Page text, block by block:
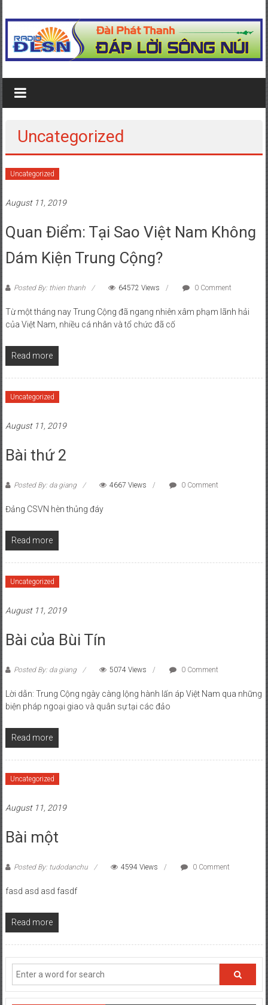
radio dap loi song nui
Just another WordPress site
Uncategorized
Uncategorized
August 11, 2019
Quan Điểm: Tại Sao Việt Nam Không
Dám Kiện Trung Cộng?
Posted By: thien thanh 64572 Views 0 Comment
Từ một tháng nay Trung Cộng đã ngang nhiên xâm phạm lãnh hải
của Việt Nam, nhiều cá nhân và tổ chức đã cố
Read more
Uncategorized
August 11, 2019
Bài thứ 2
Posted By: da giang 4667 Views 0 Comment
Đảng CSVN hèn thủng đáy
Read more
Uncategorized
August 11, 2019
Bài của Bùi Tín
Posted By: da giang 5074 Views 0 Comment
Lời dẫn: Trung Cộng ngày càng lộng hành lấn áp Việt Nam qua những
biện pháp ngoại giao và quân sự tại các đảo
Read more
Uncategorized
August 11, 2019
Bài một
Posted By: tudodanchu 4594 Views 0 Comment
fasd asd asd fasdf
Read more